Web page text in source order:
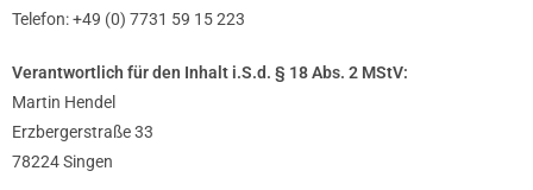
Telefon: +49 (0) 7731 59 15 223
Verantwortlich für den Inhalt i.S.d. § 18 Abs. 2 MStV:
Martin Hendel
Erzbergerstraße 33
78224 Singen